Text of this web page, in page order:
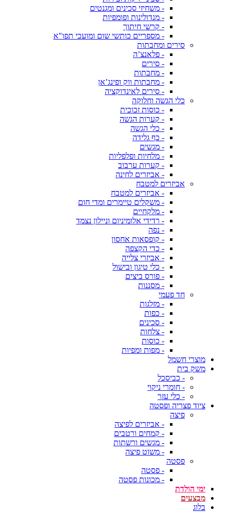
- משחיזי סכינים ומגנטים
- מנדולינות ופומפיות
- קרשי חיתוך
- מספריים כותשי שום ומועכי תפו"א
סירים ומחבתות
- פלאנצ’ה
- סירים
- מחבתות
- מחבתות ווק ופינג’אן
- סירים לאינדוקציה
כלי הגשה וחלוקה
- כוסות זכוכית
- קערות הגשה
- כלי הגשה
- כף גלידה
- מגשים
- מלחיות ופלפליות
- קערות ערבוב
- אביזרים לחינה
אביזרים למטבח
- אביזרים למטבח
- משקלים טיימרים ומדי חום
- מלקחיים
- רדידי אלומיניום וניילון נצמד
- נפה
- קופסאות אחסון
- כדי הקצפה
- אביזרי צלייה
- כלי טיגון ובישול
- פורס ביצים
- מסננות
חד פעמי
- מזלגות
- כפות
- סכינים
- צלחות
- כוסות
- מפות ומפיות
מוצרי חשמל
משק בית
- כביסכל
- חומרי ניקוי
- כלי עזר
ציוד פצריה ופסטה
פיצה
- אביזרים לפיצה
- קמחים ורטבים
- מגשים ורשתות
- משוט פיצה
פסטה
- פסטה
- מכונות פסטה
ימי הולדת
מבצעים
בלוג